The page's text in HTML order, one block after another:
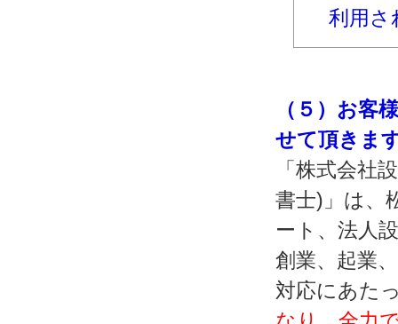
利用さ
（５）お客
せて頂きま
「株式会社
書士)」は、
ート、法人
創業、起業
対応にあた